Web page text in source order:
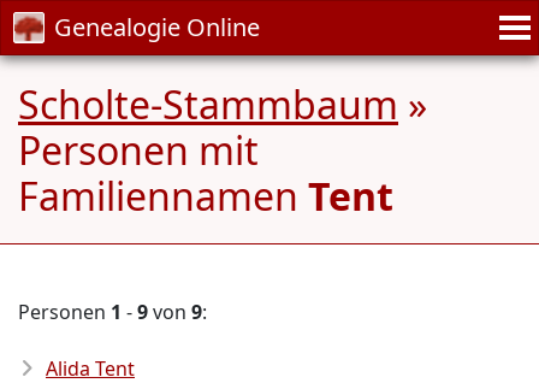
Genealogie Online
Scholte-Stammbaum »
Personen mit
Familiennamen Tent
Personen 1 -9von 9:
Alida Tent